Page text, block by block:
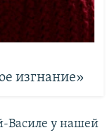
изгнание»
Василе у нашей